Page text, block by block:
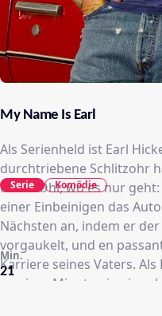
My Name Is Earl
Als Serienheld ist Earl
durchtriebene Schlitzohr
übers Ohr, wo es nur
einer Einbeinigen das
Nächsten an, indem er
vorgaukelt, und en
Karriere seines Vaters.
weniger Minuten in einer
21
Min.
Serie Komödie